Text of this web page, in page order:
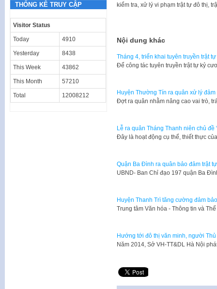
kiểm tra, xử lý vi phạm trật tự đô thị,
Nội dung khác
Tháng 4, triển khai tuyên truyền trật
​Để công tác tuyên truyền trật tự kỷ
Huyện Thường Tín ra quân xử lý
Đợt ra quân nhằm nâng cao vai trò,
Lễ ra quân Tháng Thanh niên chủ đề
Đây là hoạt động cụ thể, thiết thực
Quận Ba Đình ra quân bảo đảm trật
UBND- Ban Chỉ đạo 197 quận Ba
Huyện Thanh Trì tăng cường đảm
Trung tâm Văn hóa - Thông tin và
Hướng tới đô thị văn minh, người
​Năm 2014, Sở VH-TT&DL Hà Nội
THỐNG KÊ TRUY CẬP
Visitor Status
Today 4910
Yesterday 8438
This Week 43862
This Month 57210
Total 12008212